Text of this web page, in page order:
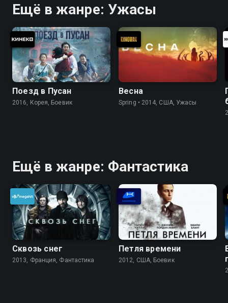
Ещё в жанре: Ужасы
Поезд в Пусан
2016, Корея, Боевик
Весна
Spring • 2014, США, Ужасы
Ещё в жанре: Фантастика
Сквозь снег
2013, Франция, Фантастика
Петля времени
2012, США, Боевик